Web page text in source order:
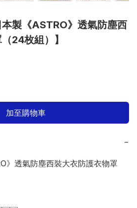
製《ASTRO》透氣防塵西
24枚組）】
加至購物車
−
》透氣防塵西裝大衣防護衣物罩